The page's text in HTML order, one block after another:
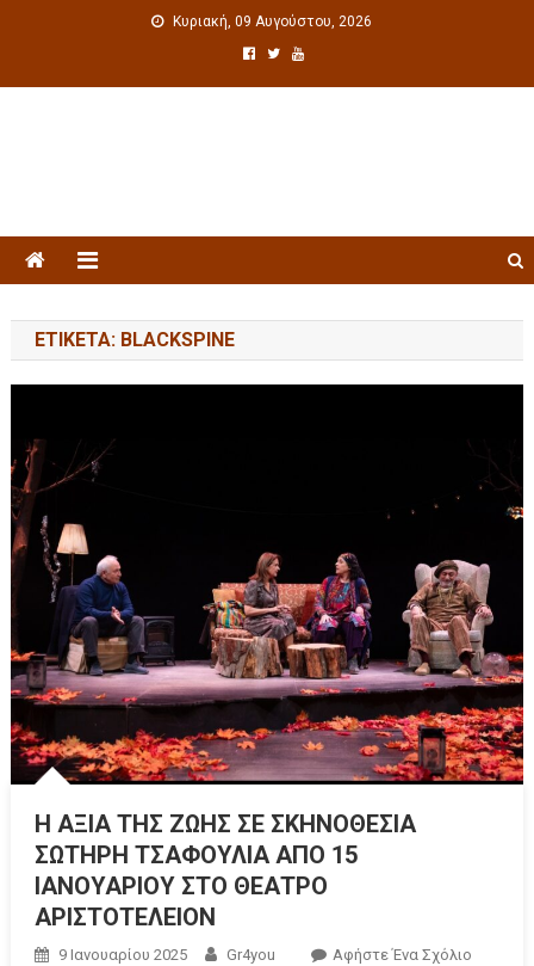
Κυριακή, 09 Αυγούστου, 2026
ΕΤΙΚΈΤΑ: BLACKSPINE
Η ΑΞΙΑ ΤΗΣ ΖΩΗΣ ΣΕ ΣΚΗΝΟΘΕΣΙΑ
ΣΩΤΗΡΗ ΤΣΑΦΟΥΛΙΑ ΑΠΟ 15
ΙΑΝΟΥΑΡΙΟΥ ΣΤΟ ΘΕΑΤΡΟ
ΑΡΙΣΤΟΤΕΛΕΙΟΝ
9 Ιανουαρίου 2025 Gr4you Αφήστε Ένα Σχόλιο